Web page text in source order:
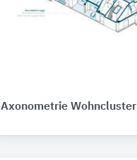
Axonometrie Wohncluster